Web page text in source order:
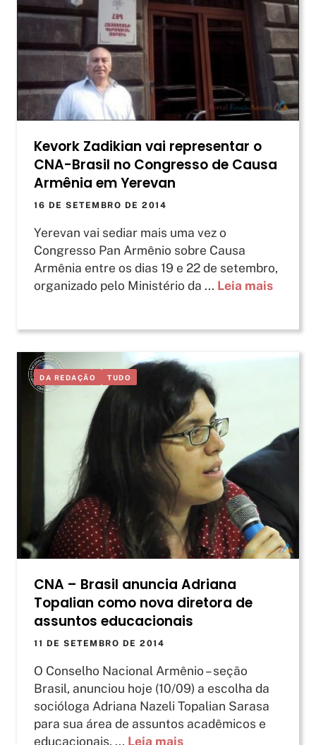
Kevork Zadikian vai representar o
CNA-Brasil no Congresso de Causa
Armênia em Yerevan
16 DE SETEMBRO DE 2014
Yerevan vai sediar mais uma vez o
Congresso Pan Armênio sobre Causa
Armênia entre os dias 19 e 22 de setembro,
organizado pelo Ministério da ... Leia mais
DA REDAÇÃO TUDO
CNA – Brasil anuncia Adriana
Topalian como nova diretora de
assuntos educacionais
11 DE SETEMBRO DE 2014
O Conselho Nacional Armênio – seção
Brasil, anunciou hoje (10/09) a escolha da
socióloga Adriana Nazeli Topalian Sarasa
para sua área de assuntos acadêmicos e
educacionais. ... Leia mais